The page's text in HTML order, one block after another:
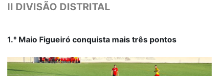
II DIVISÃO DISTRITAL
1.° Maio Figueiró conquista mais três pontos